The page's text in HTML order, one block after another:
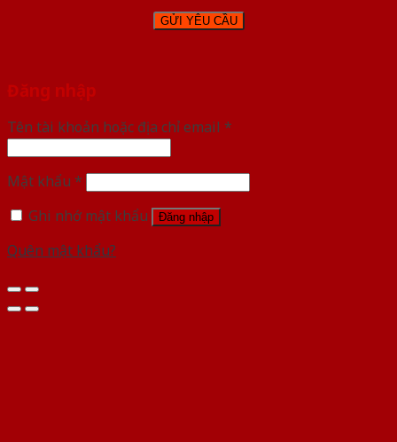
Đăng nhập
Tên tài khoản hoặc địa chỉ email *
Mật khẩu *
Ghi nhớ mật khẩu
Đăng nhập
Quên mật khẩu?